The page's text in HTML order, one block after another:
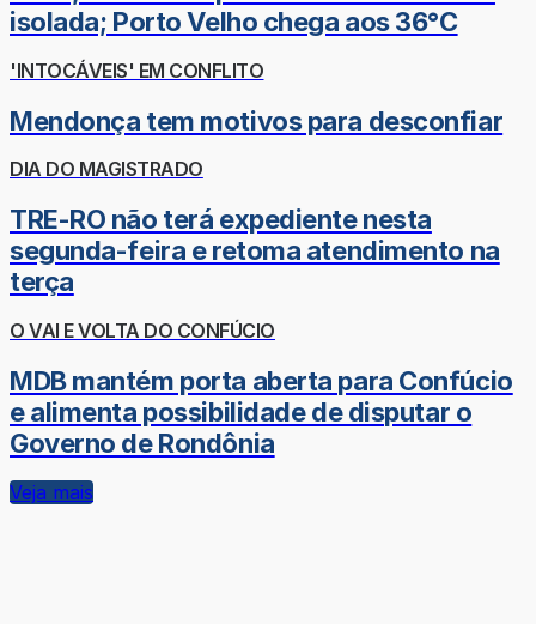
isolada; Porto Velho chega aos 36°C
'INTOCÁVEIS' EM CONFLITO
Mendonça tem motivos para desconfiar
DIA DO MAGISTRADO
TRE-RO não terá expediente nesta
segunda-feira e retoma atendimento na
terça
O VAI E VOLTA DO CONFÚCIO
MDB mantém porta aberta para Confúcio
e alimenta possibilidade de disputar o
Governo de Rondônia
Veja mais